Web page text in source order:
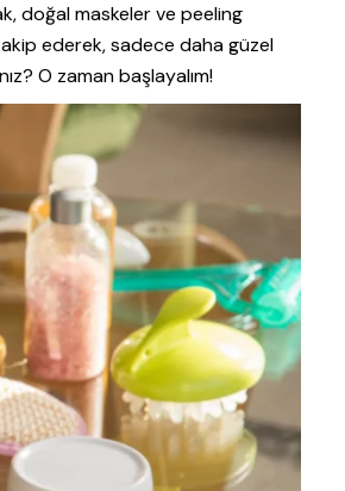
doğal maskeler ve peeling
ederek, sadece daha güzel
O zaman başlayalım!